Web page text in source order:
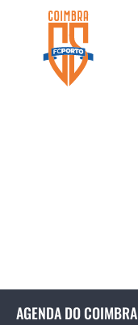
AGENDA DO COIMBRA